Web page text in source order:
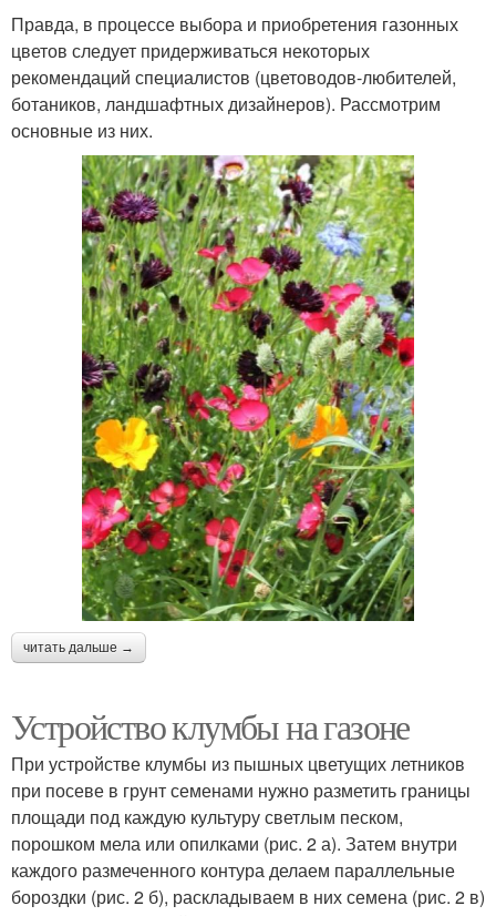
Массивные клумбы Простые клумбы
Клумбы из
автомобильных шин
Граница между газоном
Правда, в процессе выбора и приобретения газонных
цветов следует придерживаться некоторых
рекомендаций специалистов (цветоводов-любителей,
ботаников, ландшафтных дизайнеров). Рассмотрим
основные из них.
читать дальше →
Устройство клумбы на газоне
При устройстве клумбы из пышных цветущих летников
при посеве в грунт семенами нужно разметить границы
площади под каждую культуру светлым песком,
порошком мела или опилками (рис. 2 а). Затем внутри
каждого размеченного контура делаем параллельные
бороздки (рис. 2 б), раскладываем в них семена (рис. 2 в)